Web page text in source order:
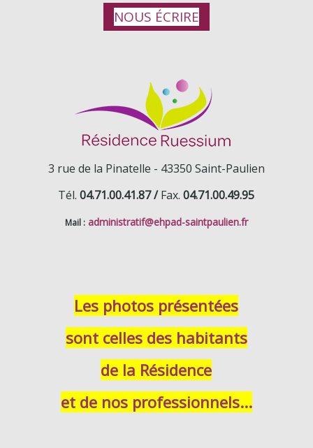
NOUS ÉCRIRE
3 rue de la Pinatelle - 43350 Saint-Paulien
Tél. 04.71.00.41.87 /Fax. 04.71.00.49.95
Mail : administratif@ehpad-saintpaulien.fr
Les photos présentées
sont celles des habitants
de la Résidence
et de nos professionnels...